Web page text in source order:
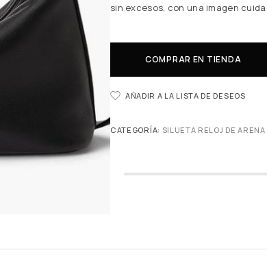
sin excesos, con una imagen
COMPRAR EN TIENDA
AÑADIR A LA LISTA DE DESEOS
CATEGORÍA: SILUETA RELOJ DE ARENA